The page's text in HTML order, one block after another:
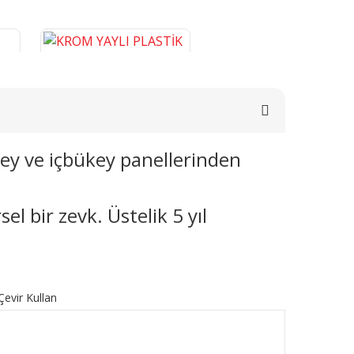
ve içbükey panellerinden
bir zevk. Üstelik 5 yıl